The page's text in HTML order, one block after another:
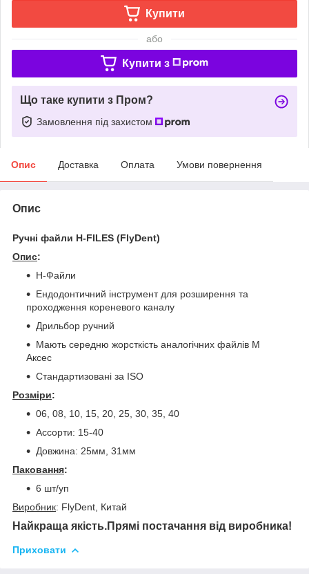
Купити
або
Купити з
Що таке купити з Пром?
Замовлення під захистом
Опис Доставка Оплата Умови повернення
Опис
Ручні файли H-FILES (FlyDent)
Опис:
H-Файли
Ендодонтичний інструмент для розширення та
проходження кореневого каналу
Дрильбор ручний
Мають середню жорсткість аналогічних файлів М
Аксес
Стандартизовані за ISO
Розміри:
06, 08, 10, 15, 20, 25, 30, 35, 40
Ассорти: 15-40
Довжина: 25мм, 31мм
Паковання:
6 шт/уп
Виробник: FlyDent, Китай
Найкраща якість.Прямі постачання від виробника!
Приховати